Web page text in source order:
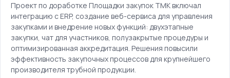
Проект по доработке Площадки закупок ТМК включал
интеграцию с ERP, создание веб-сервиса для управления
закупками и внедрение новых функций: двухэтапные
закупки, чат для участников, полузакрытые процедуры и
оптимизированная аккредитация. Решения повысили
эффективность закупочных процессов для крупнейшего
производителя трубной продукции.